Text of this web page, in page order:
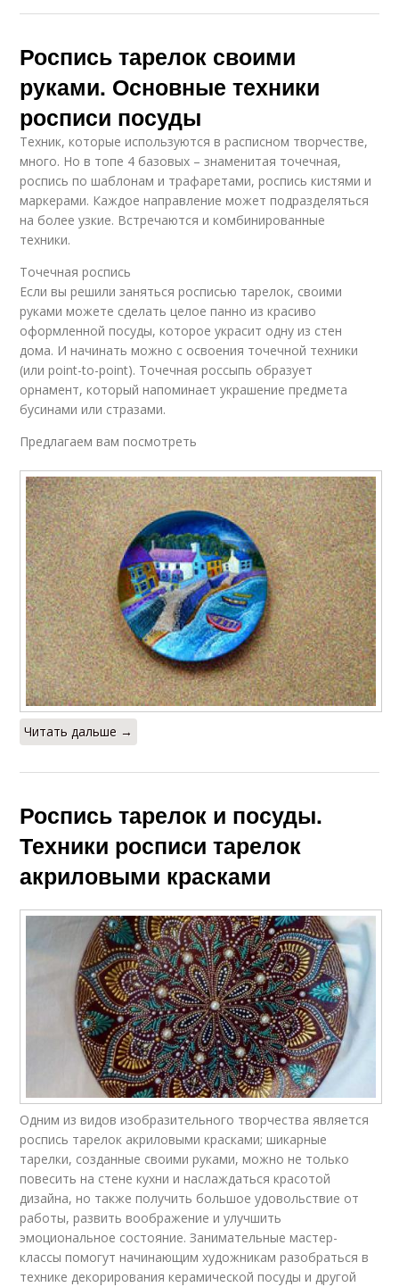
Роспись тарелок своими
руками. Основные техники
росписи посуды
Техник, которые используются в расписном творчестве,
много. Но в топе 4 базовых – знаменитая точечная,
роспись по шаблонам и трафаретами, роспись кистями и
маркерами. Каждое направление может подразделяться
на более узкие. Встречаются и комбинированные
техники.
Точечная роспись
Если вы решили заняться росписью тарелок, своими
руками можете сделать целое панно из красиво
оформленной посуды, которое украсит одну из стен
дома. И начинать можно с освоения точечной техники
(или point-to-point). Точечная россыпь образует
орнамент, который напоминает украшение предмета
бусинами или стразами.
Предлагаем вам посмотреть
Читать дальше →
Роспись тарелок и посуды.
Техники росписи тарелок
акриловыми красками
Одним из видов изобразительного творчества является
роспись тарелок акриловыми красками; шикарные
тарелки, созданные своими руками, можно не только
повесить на стене кухни и наслаждаться красотой
дизайна, но также получить большое удовольствие от
работы, развить воображение и улучшить
эмоциональное состояние. Занимательные мастер-
классы помогут начинающим художникам разобраться в
технике декорирования керамической посуды и другой